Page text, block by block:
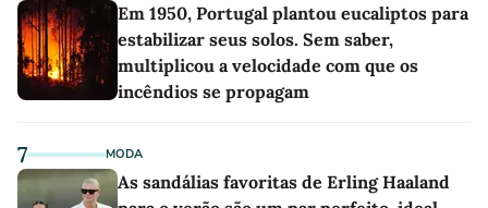
Em 1950, Portugal plantou eucaliptos para
estabilizar seus solos. Sem saber,
multiplicou a velocidade com que os
incêndios se propagam
7 MODA
As sandálias favoritas de Erling Haaland